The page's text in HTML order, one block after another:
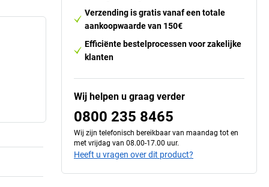
Verzending is gratis vanaf een totale
aankoopwaarde van 150€
Efficiënte bestelprocessen voor zakelijke
klanten
Wij helpen u graag verder
0800 235 8465
Wij zijn telefonisch bereikbaar van maandag tot en
met vrijdag van 08.00-17.00 uur.
Heeft u vragen over dit product?